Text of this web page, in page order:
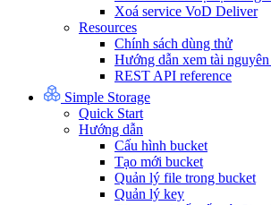
Xoá service VoD Deliver
Resources
Chính sách dùng thử
Hướng dẫn xem tài
REST API reference
Simple Storage
Quick Start
Hướng dẫn
Cấu hình bucket
Tạo mới bucket
Quản lý file trong bucket
Quản lý key